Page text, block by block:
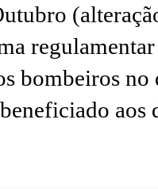
bombeiros no
aos